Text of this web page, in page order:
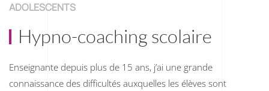
ADOLESCENTS
Hypno-coaching scolaire
Enseignante depuis plus de 15 ans, j’ai une grande
connaissance des difficultés auxquelles les élèves sont